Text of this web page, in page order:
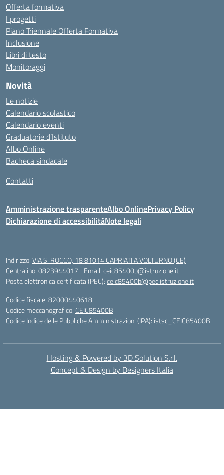
Offerta formativa
I progetti
Piano Triennale Offerta Formativa
Inclusione
Libri di testo
Monitoraggi
Novità
Le notizie
Calendario scolastico
Calendario eventi
Graduatorie d’Istituto
Albo Online
Bacheca sindacale
Contatti
Amministrazione trasparenteAlbo OnlinePrivacy Policy
Dichiarazione di accessibilitàNote legali
Indirizzo:VIA S. ROCCO, 18 81014 CAPRIATI A VOLTURNO (CE)
Centralino:0823944017 Email:ceic85400b@istruzione.it
Posta elettronica certificata (PEC):ceic85400b@pec.istruzione.it
Codice fiscale: 82000440618
Codice meccanografico: CEIC85400B
Codice Indice delle Pubbliche Amministrazioni (IPA): istsc_CEIC85400B
Hosting & Powered by 3D Solution S.r.l.
Concept & Design by Designers Italia